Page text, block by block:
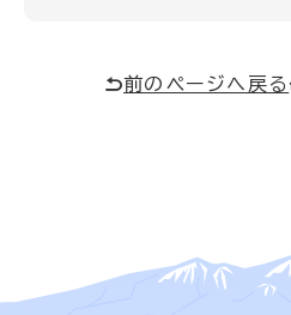
前のページへ戻る